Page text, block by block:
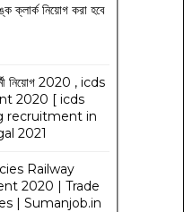
ক্লার্ক নিয়োগ করা হবে
নিয়োগ 2020 , icds
2020 [ icds
recruitment in
2021
Railway
2020 | Trade
| Sumanjob.in